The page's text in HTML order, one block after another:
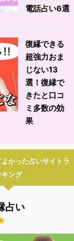
電話占い6選
復縁できる
超強力おま
じない13
選！復縁で
きたと口コ
ミ多数の効
果
よかった占いサイトラ
キング
占い